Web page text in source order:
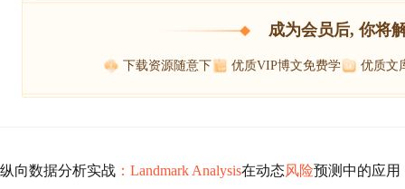
成为会员后, 你将
下载资源随意下 优质VIP博文免费学 优质文
纵向数据分析实战 ：Landmark Analysis在动态风险预测中的应用